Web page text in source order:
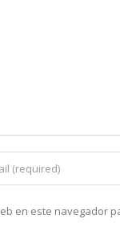
en este navegador